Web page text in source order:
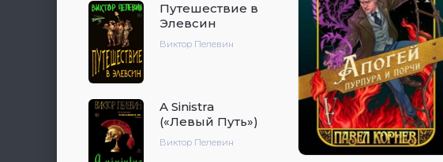
Путешествие в
Элевсин
Виктор Пелевин
A Sinistra
(«Левый Путь»)
Виктор Пелевин